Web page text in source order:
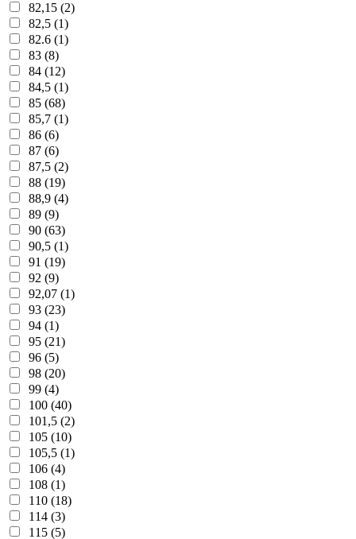
82,15 (2)
82,5 (1)
82.6 (1)
83 (8)
84 (12)
84,5 (1)
85 (68)
85,7 (1)
86 (6)
87 (6)
87,5 (2)
88 (19)
88,9 (4)
89 (9)
90 (63)
90,5 (1)
91 (19)
92 (9)
92,07 (1)
93 (23)
94 (1)
95 (21)
96 (5)
98 (20)
99 (4)
100 (40)
101,5 (2)
105 (10)
105,5 (1)
106 (4)
108 (1)
110 (18)
114 (3)
115 (5)